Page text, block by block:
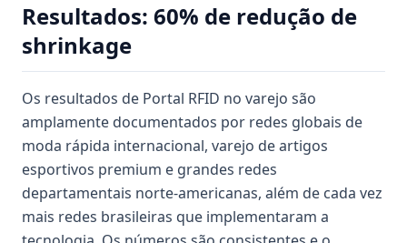
Resultados: 60% de redução de
shrinkage
Os resultados de Portal RFID no varejo são
amplamente documentados por redes globais de
moda rápida internacional, varejo de artigos
esportivos premium e grandes redes
departamentais norte-americanas, além de cada vez
mais redes brasileiras que implementaram a